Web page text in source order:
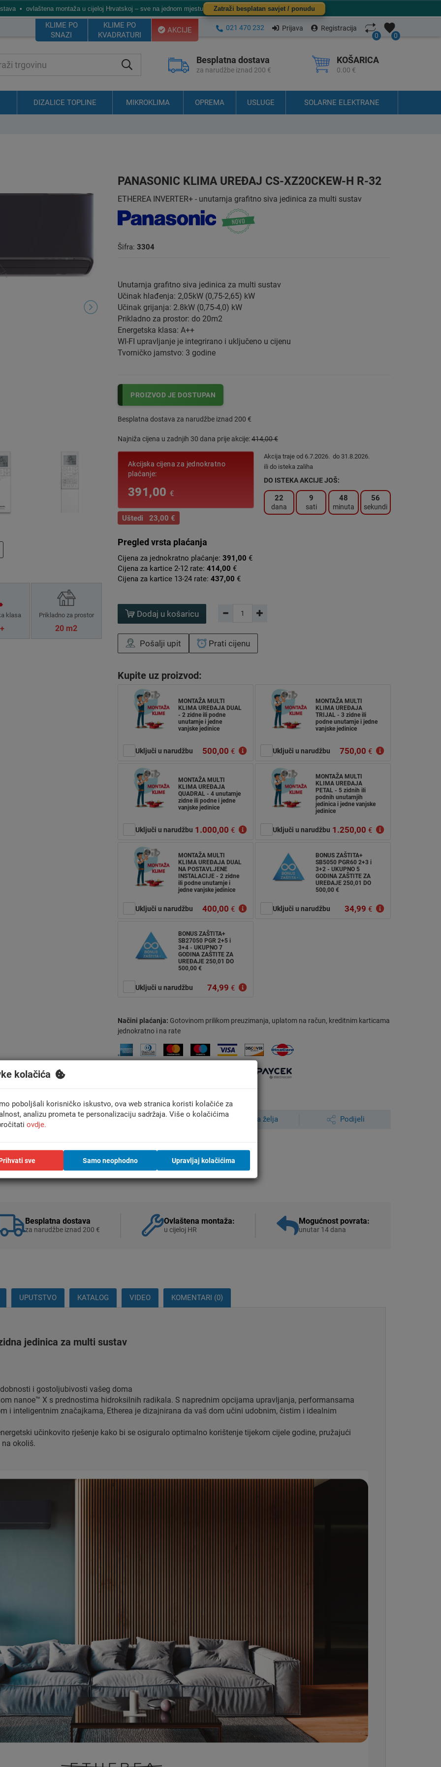
• ovlaštena montaža u cijeloj Hrvatskoj – sve na jednom mjestu Zatraži besplatan savjet / ponudu
KLIME PO
SNAZI
KLIME PO
KVADRATURI
AKCIJE 021 470 232 Prijava
Registracija
0
0
Besplatna dostava
za narudžbe iznad 200 €
KOŠARICA
0.00 €
DIZALICE TOPLINE MIKROKLIMA OPREMA USLUGE SOLARNE ELEKTRANE
klasa Prikladno za prostor
20 m2
PANASONIC KLIMA UREĐAJ CS-XZ20CKEW-H R-32
ETHEREA INVERTER+ - unutarnja grafitno siva jedinica za multi sustav
Šifra: 3304
Unutarnja grafitno siva jedinica za multi sustav
Učinak hlađenja: 2,05kW (0,75-2,65) kW
Učinak grijanja: 2.8kW (0,75-4,0) kW
Prikladno za prostor: do 20m2
Energetska klasa: A++
WI-FI upravljanje je integrirano i uključeno u cijenu
Tvorničko jamstvo: 3 godine
PROIZVOD JE DOSTUPAN
Besplatna dostava za narudžbe iznad 200 €
Najniža cijena u zadnjih 30 dana prije akcije:414,00 €
Akcijska cijena za jednokratno
plaćanje:
391,00 €
Uštedi 23,00 €
Akcija traje od 6.7.2026. do 31.8.2026.
ili do isteka zaliha
DO ISTEKA AKCIJE JOŠ:
22
dana
9
sati
48
minuta
55
sekundi
Pregled vrsta plaćanja
Cijena za jednokratno plaćanje: 391,00 €
Cijena za kartice 2-12 rate: 414,00 €
Cijena za kartice 13-24 rate: 437,00 €
Dodaj u košaricu
Pošalji upit Prati cijenu
Kupite uz proizvod:
MONTAŽA MULTI
KLIMA UREĐAJA DUAL
- 2 zidne ili podne
unutarnje i jedne
vanjske jedinice
Uključi u narudžbu 500,00 €
MONTAŽA MULTI
KLIMA UREĐAJA
TRIJAL - 3 zidne ili
podne unutarnje i jedne
vanjske jedinice
Uključi u narudžbu 750,00 €
MONTAŽA MULTI
KLIMA UREĐAJA
QUADRAL - 4 unutarnje
zidne ili podne i jedne
vanjske jedinice
Uključi u narudžbu 1.000,00 €
MONTAŽA MULTI
KLIMA UREĐAJA
PETAL - 5 zidnih ili
podnih unutarnjih
jedinica i jedne vanjske
jedinice
Uključi u narudžbu 1.250,00 €
MONTAŽA MULTI
KLIMA UREĐAJA DUAL
NA POSTAVLJENE
INSTALACIJE - 2 zidne
ili podne unutarnje i
jedne vanjske jedinice
Uključi u narudžbu 400,00 €
BONUS ZAŠTITA+
SB5050 PGR60 2+3 i
3+2 - UKUPNO 5
GODINA ZAŠTITE ZA
UREĐAJE 250,01 DO
500,00 €
Uključi u narudžbu 34,99 €
BONUS ZAŠTITA+
SB27050 PGR 2+5 i
3+4 - UKUPNO 7
GODINA ZAŠTITE ZA
UREĐAJE 250,01 DO
500,00 €
Uključi u narudžbu 74,99 €
Načini plaćanja: Gotovinom prilikom preuzimanja, uplatom na račun, kreditnim karticama
jednokratno i na rate
Usporedi Lista želja Podijeli
Besplatna dostava
za narudžbe iznad 200 €
Ovlaštena montaža:
u cijeloj HR
Mogućnost povrata:
unutar 14 dana
UPUTSTVO KATALOG VIDEO KOMENTARI (0)
jedinica za multi sustav
i gostoljubivosti vašeg doma
nanoe™ X s prednostima hidroksilnih radikala. S naprednim opcijama upravljanja, performansama
i inteligentnim značajkama, Etherea je dizajnirana da vaš dom učini udobnim, čistim i idealnim
učinkovito rješenje kako bi se osiguralo optimalno korištenje tijekom cijele godine, pružajući
okoliš.
kolačića
poboljšali korisničko iskustvo, ova web stranica koristi kolačiće za
analizu prometa te personalizaciju sadržaja. Više o kolačićima
ovdje.
sve Samo neophodno Upravljaj kolačićima